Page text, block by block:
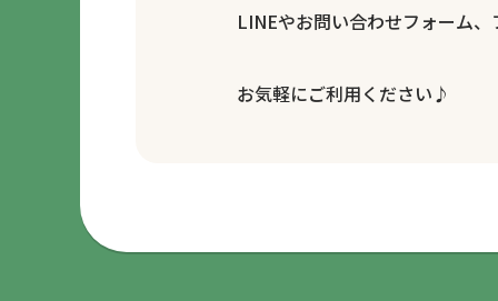
LINEやお問い合わせフォーム
お気軽にご利用ください♪